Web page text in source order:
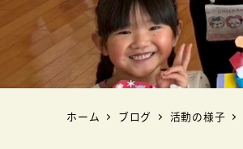
ホーム ブログ 活動の様子